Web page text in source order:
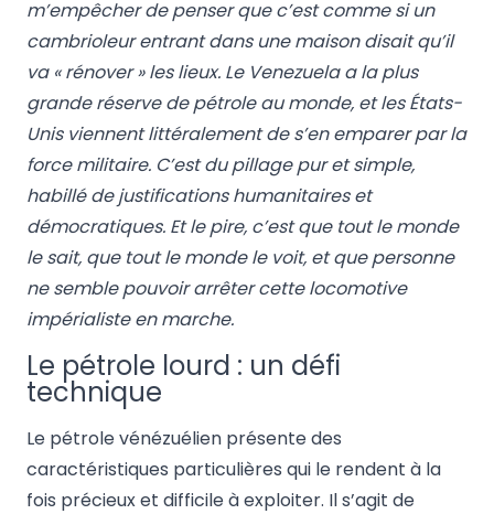
m’empêcher de penser que c’est comme si un
cambrioleur entrant dans une maison disait qu’il
va « rénover » les lieux. Le Venezuela a la plus
grande réserve de pétrole au monde, et les États-
Unis viennent littéralement de s’en emparer par la
force militaire. C’est du pillage pur et simple,
habillé de justifications humanitaires et
démocratiques. Et le pire, c’est que tout le monde
le sait, que tout le monde le voit, et que personne
ne semble pouvoir arrêter cette locomotive
impérialiste en marche.
Le pétrole lourd : un défi
technique
Le pétrole vénézuélien présente des
caractéristiques particulières qui le rendent à la
fois précieux et difficile à exploiter. Il s’agit de